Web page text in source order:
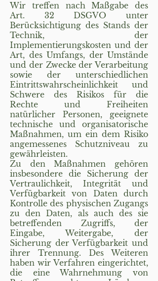
Wir treffen nach Maßgabe des
Art. 32 DSGVO unter
Berücksichtigung des Stands der
Technik, der
Implementierungskosten und der
Art, des Umfangs, der Umstände
und der Zwecke der Verarbeitung
sowie der unterschiedlichen
Eintrittswahrscheinlichkeit und
Schwere des Risikos für die
Rechte und Freiheiten
natürlicher Personen, geeignete
technische und organisatorische
Maßnahmen, um ein dem Risiko
angemessenes Schutzniveau zu
gewährleisten.
Zu den Maßnahmen gehören
insbesondere die Sicherung der
Vertraulichkeit, Integrität und
Verfügbarkeit von Daten durch
Kontrolle des physischen Zugangs
zu den Daten, als auch des sie
betreffenden Zugriffs, der
Eingabe, Weitergabe, der
Sicherung der Verfügbarkeit und
ihrer Trennung. Des Weiteren
haben wir Verfahren eingerichtet,
die eine Wahrnehmung von